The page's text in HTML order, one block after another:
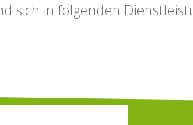
sich in folgenden